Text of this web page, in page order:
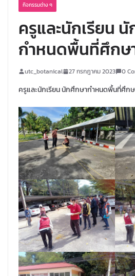
กิจกรรมต่าง ๆ
ครูและนักเรียน
กำหนดพื้นที่ศึกษ
utc_botanical 27 กรกฎาคม 2023 0
ครูและนักเรียน นักศึกษากำหนดพื้นที่ศึก